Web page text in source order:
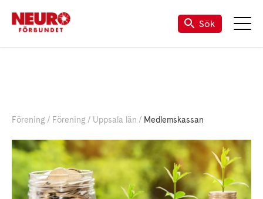
Sök
Förening Förening Uppsala län Medlemskassan